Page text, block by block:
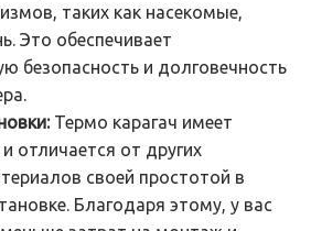
таких как насекомые,
Это обеспечивает
безопасность и долговечность
Термо карагач имеет
отличается от других
своей простотой в
Благодаря этому, у вас